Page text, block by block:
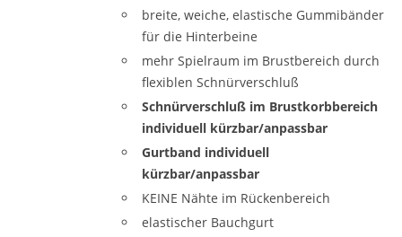
breite, weiche, elastische Gummibänder
für die Hinterbeine
mehr Spielraum im Brustbereich durch
flexiblen Schnürverschluß
Schnürverschluß im Brustkorbbereich
individuell kürzbar/anpassbar
Gurtband individuell
kürzbar/anpassbar
KEINE Nähte im Rückenbereich
elastischer Bauchgurt